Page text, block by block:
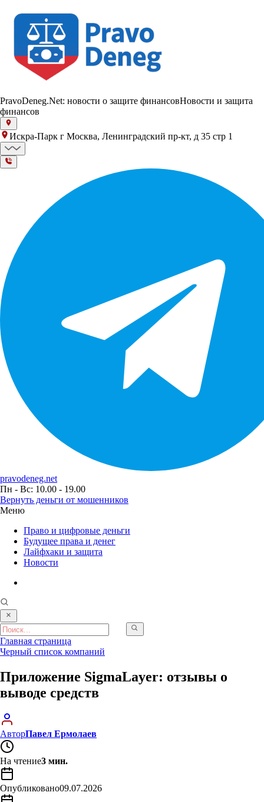
PravoDeneg.Net: новости о защите финансовНовости и защита
финансов
Искра-Парк г Москва, Ленинградский пр-кт, д 35 стр 1
pravodeneg.net
Пн - Вс: 10.00 - 19.00
Вернуть деньги от мошенников
Меню
Право и цифровые деньги
Будущее права и денег
Лайфхаки и защита
Новости
Главная страница
Черный список компаний
Приложение SigmaLayer: отзывы о
выводе средств
АвторПавел Ермолаев
На чтение3 мин.
Опубликовано09.07.2026